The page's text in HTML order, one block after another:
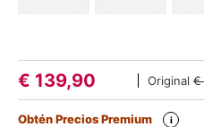
€ 139,90 Original €
Obtén Precios Premium i